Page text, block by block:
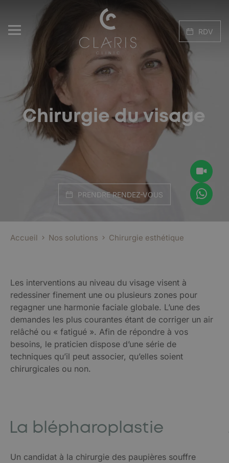
RDV
Chirurgie du visage
PRENDRE RENDEZ-VOUS
Accueil Nos solutions Chirurgie esthétique
Les interventions au niveau du visage visent à
redessiner finement une ou plusieurs zones pour
regagner une harmonie faciale globale. L’une des
demandes les plus courantes étant de corriger un air
relâché ou « fatigué ». Afin de répondre à vos
besoins, le praticien dispose d’une série de
techniques qu’il peut associer, qu’elles soient
chirurgicales ou non.
La blépharoplastie
Un candidat à la chirurgie des paupières souffre